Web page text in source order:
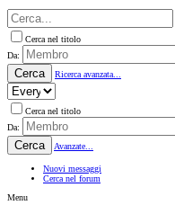
Cerca nel titolo
Da:
Cerca Ricerca avanzata...
Cerca nel titolo
Da:
Cerca Avanzate...
Nuovi messaggi
Cerca nel forum
Menu